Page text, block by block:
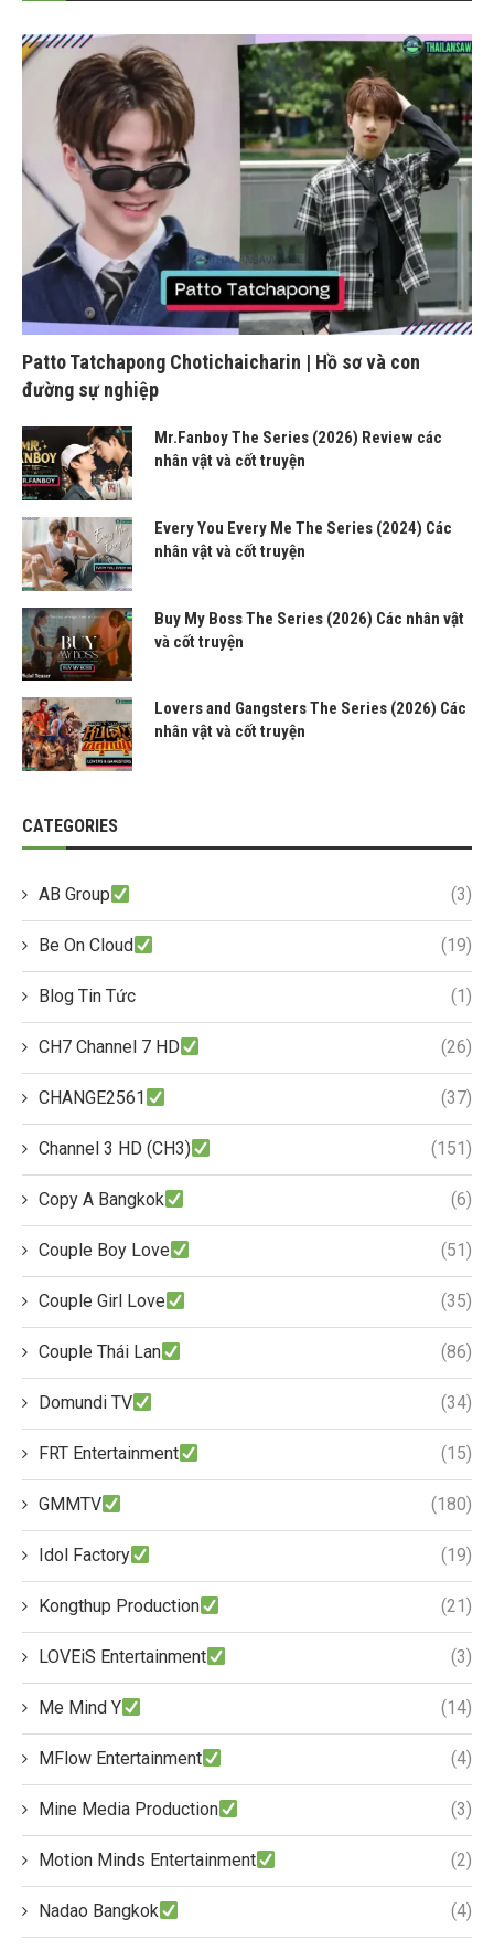
Patto Tatchapong Chotichaicharin | Hồ sơ và con
đường sự nghiệp
Mr.Fanboy The Series (2026) Review các
nhân vật và cốt truyện
Every You Every Me The Series (2024) Các
nhân vật và cốt truyện
Buy My Boss The Series (2026) Các nhân vật
và cốt truyện
Lovers and Gangsters The Series (2026) Các
nhân vật và cốt truyện
CATEGORIES
AB Group (3)
Be On Cloud (19)
Blog Tin Tức (1)
CH7 Channel 7 HD (26)
CHANGE2561 (37)
Channel 3 HD (CH3) (151)
Copy A Bangkok (6)
Couple Boy Love (51)
Couple Girl Love (35)
Couple Thái Lan (86)
Domundi TV (34)
FRT Entertainment (15)
GMMTV (180)
Idol Factory (19)
Kongthup Production (21)
LOVEiS Entertainment (3)
Me Mind Y (14)
MFlow Entertainment (4)
Mine Media Production (3)
Motion Minds Entertainment (2)
Nadao Bangkok (4)